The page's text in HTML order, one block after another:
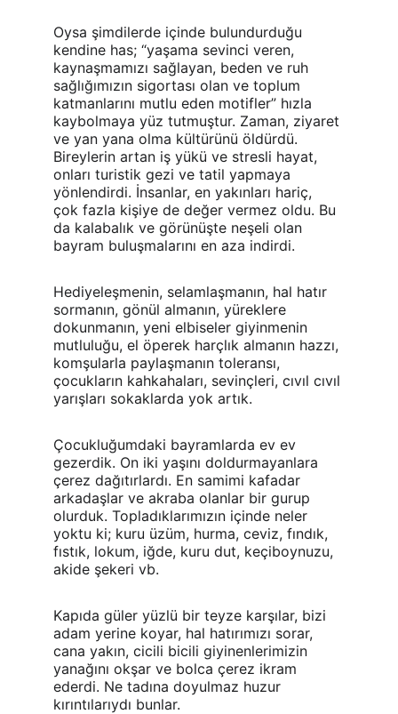
Oysa şimdilerde içinde bulundurduğu
kendine has; “yaşama sevinci veren,
kaynaşmamızı sağlayan, beden ve ruh
sağlığımızın sigortası olan ve toplum
katmanlarını mutlu eden motifler” hızla
kaybolmaya yüz tutmuştur. Zaman, ziyaret
ve yan yana olma kültürünü öldürdü.
Bireylerin artan iş yükü ve stresli hayat,
onları turistik gezi ve tatil yapmaya
yönlendirdi. İnsanlar, en yakınları hariç,
çok fazla kişiye de değer vermez oldu. Bu
da kalabalık ve görünüşte neşeli olan
bayram buluşmalarını en aza indirdi.
Hediyeleşmenin, selamlaşmanın, hal hatır
sormanın, gönül almanın, yüreklere
dokunmanın, yeni elbiseler giyinmenin
mutluluğu, el öperek harçlık almanın hazzı,
komşularla paylaşmanın toleransı,
çocukların kahkahaları, sevinçleri, cıvıl cıvıl
yarışları sokaklarda yok artık.
Çocukluğumdaki bayramlarda ev ev
gezerdik. On iki yaşını doldurmayanlara
çerez dağıtırlardı. En samimi kafadar
arkadaşlar ve akraba olanlar bir gurup
olurduk. Topladıklarımızın içinde neler
yoktu ki; kuru üzüm, hurma, ceviz, fındık,
fıstık, lokum, iğde, kuru dut, keçiboynuzu,
akide şekeri vb.
Kapıda güler yüzlü bir teyze karşılar, bizi
adam yerine koyar, hal hatırımızı sorar,
cana yakın, cicili bicili giyinenlerimizin
yanağını okşar ve bolca çerez ikram
ederdi. Ne tadına doyulmaz huzur
kırıntılarıydı bunlar.